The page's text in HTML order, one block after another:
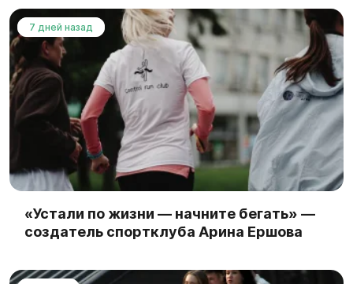
7 дней назад
«Устали по жизни — начните бегать» —
создатель спортклуба Арина Ершова